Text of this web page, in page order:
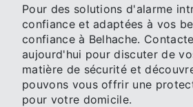
Pour des solutions d'alarme
confiance et adaptées à vos
confiance à Belhache.
aujourd'hui pour discuter de
matière de sécurité et
pouvons vous offrir une
pour votre domicile.